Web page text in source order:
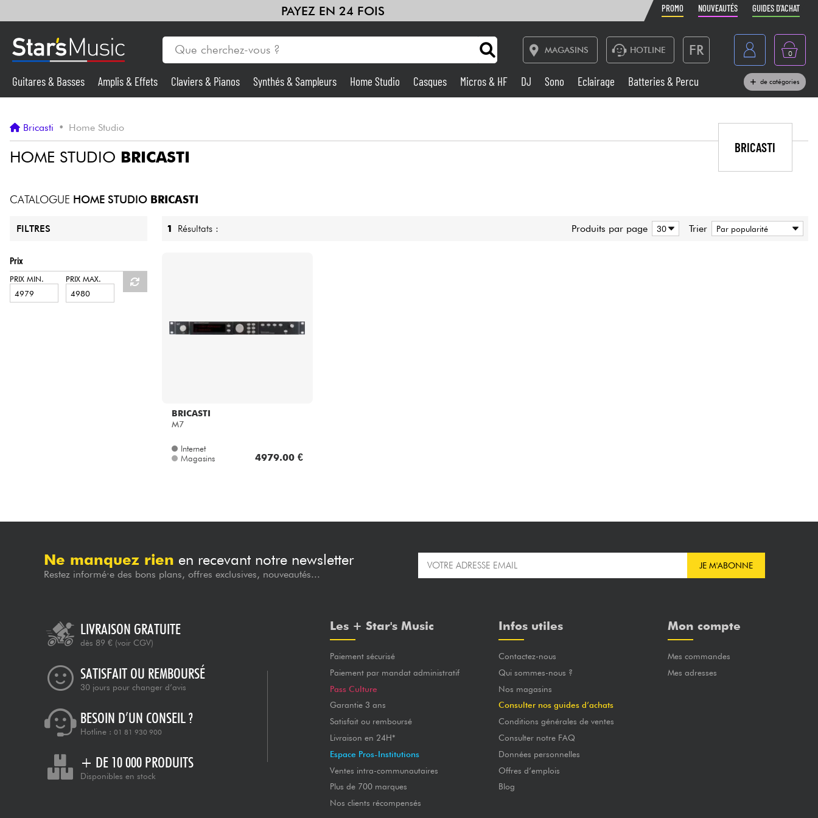
PAYEZ EN 24 FOIS PROMO NOUVEAUTÉS GUIDES D'ACHAT
MAGASINS HOTLINE FR
Belgique
België
0
Synthés & Sampleurs Home Studio Casques
HiFi
Guitares & Basses Amplis & Effets Claviers & Pianos Synthés & Sampleurs Home Studio Casques Micros & HF DJ Sono Eclairage
Batteries & Percu
de catégories
Bricasti • Home Studio
HOME STUDIO BRICASTI
BRICASTI
CATALOGUE HOME STUDIO BRICASTI
FILTRES
Prix
PRIX MIN. PRIX MAX.
1 Résultats : Produits par page Trier
BRICASTI
M7
Internet
Magasins
4979.00 €
Ne manquez rien en recevant notre newsletter
Restez informé·e des bons plans, offres exclusives, nouveautés...
JE M'ABONNE
LIVRAISON GRATUITE
dès 89 € (voir CGV)
SATISFAIT OU REMBOURSÉ
30 jours pour changer d’avis
BESOIN D’UN CONSEIL ?
Hotline : 01 81 930 900
+ DE 10 000 PRODUITS
Disponibles en stock
Les + Star's Music
Paiement sécurisé
Paiement par mandat administratif
Pass Culture
Garantie 3 ans
Satisfait ou remboursé
Livraison en 24H*
Espace Pros-Institutions
Ventes intra-communautaires
Plus de 700 marques
Nos clients récompensés
Infos utiles
Contactez-nous
Qui sommes-nous ?
Nos magasins
Consulter nos guides d’achats
Conditions générales de ventes
Consulter notre FAQ
Données personnelles
Offres d’emplois
Blog
Mon compte
Mes commandes
Mes adresses